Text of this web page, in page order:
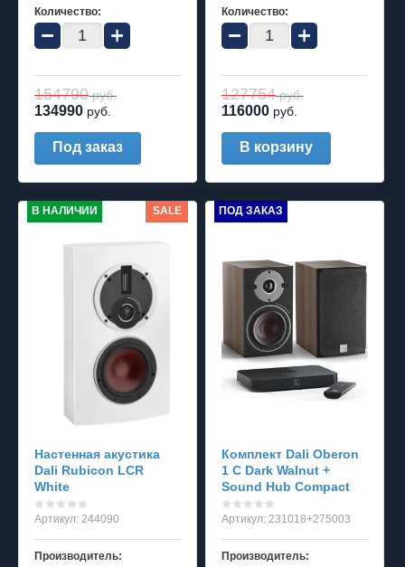
Количество:
− +
154790руб.
134990 руб.
Под заказ
Количество:
− +
127754руб.
116000 руб.
В корзину
В НАЛИЧИИ SALE
Настенная акустика
Dali Rubicon LCR
White
Артикул: 244090
Производитель:
ПОД ЗАКАЗ
Комплект Dali Oberon
1 C Dark Walnut +
Sound Hub Compact
Артикул:231018+275003
Производитель: